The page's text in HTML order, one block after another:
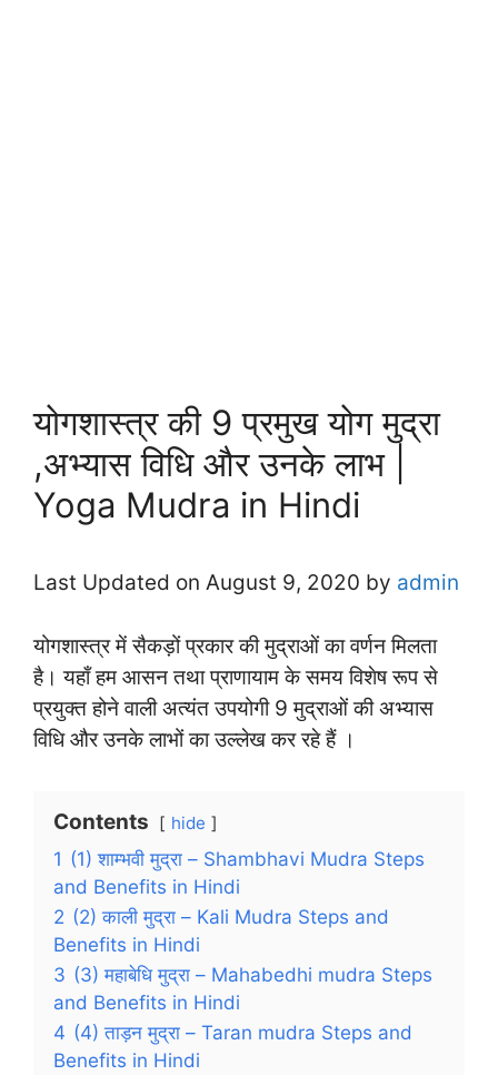
योगशास्त्र की 9 प्रमुख योग मुद्रा
,अभ्यास विधि और उनके लाभ |
Yoga Mudra in Hindi
Last Updated on August 9, 2020 by admin
योगशास्त्र में सैकड़ों प्रकार की मुद्राओं का वर्णन मिलता
है। यहाँ हम आसन तथा प्राणायाम के समय विशेष रूप से
प्रयुक्त होने वाली अत्यंत उपयोगी 9 मुद्राओं की अभ्यास
विधि और उनके लाभों का उल्लेख कर रहे हैं ।
Contents hide
1 (1) शाम्भवी मुद्रा – Shambhavi Mudra Steps
and Benefits in Hindi
2 (2) काली मुद्रा – Kali Mudra Steps and
Benefits in Hindi
3 (3) महाबेधि मुद्रा – Mahabedhi mudra Steps
and Benefits in Hindi
4 (4) ताड़न मुद्रा – Taran mudra Steps and
Benefits in Hindi